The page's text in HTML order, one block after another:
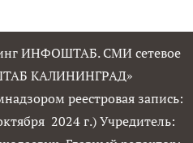
ИНФОШТАБ. СМИ сетевое
КАЛИНИНГРАД»
реестровая запись:
2024 г.) Учредитель: